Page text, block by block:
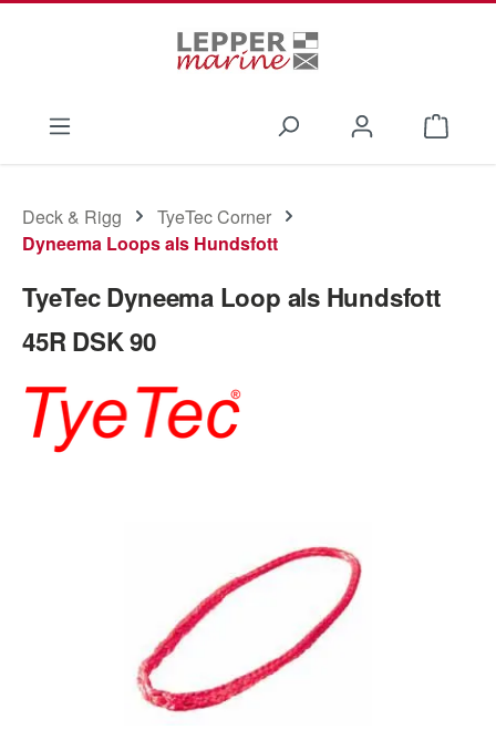
Deck & Rigg
TyeTec Corner
Dyneema Loops als Hundsfott
TyeTec Dyneema Loop als Hundsfott
45R DSK 90